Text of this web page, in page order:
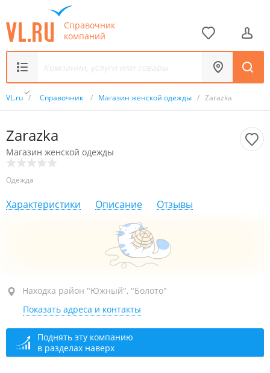
Справочник
компаний
VL.ru / Справочник / Магазин женской одежды / Zarazka
Zarazka
Магазин женской одежды
Одежда
Характеристики Описание Отзывы
Находка, район "Южный", ул. Спортивная, 2
МФК "Находка Мега", 1-й этаж
сегодня закрыто
Находка район "Южный", "Болото"
Показать адреса и контакты
Поднять эту компанию
в разделах наверх